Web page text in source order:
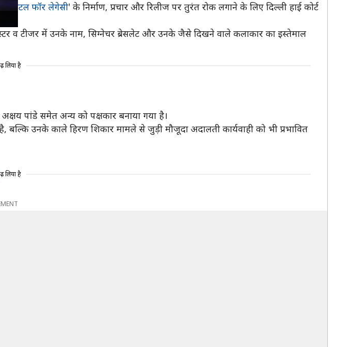
बैटल फॉर लेगेसी' के निर्माण, प्रचार और रिलीज पर तुरंत रोक लगाने के लिए दिल्ली हाई कोर्ट
व टीजर में उनके नाम, सिग्नेचर ब्रेसलेट और उनके जैसे दिखने वाले कलाकार का इस्तेमाल
लिया है
पांडे समेत अन्य को पक्षकार बनाया गया है।
बल्कि उनके काले हिरण शिकार मामले से जुड़ी मौजूदा अदालती कार्यवाही को भी प्रभावित
लिया है